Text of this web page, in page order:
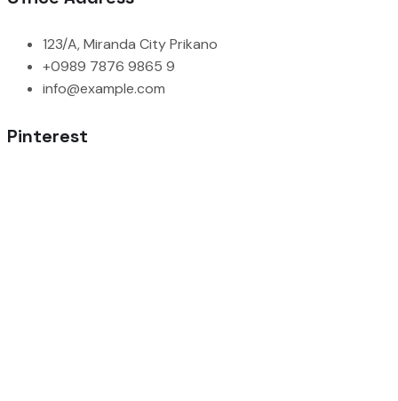
123/A, Miranda City Prikano
+0989 7876 9865 9
info@example.com
Pinterest